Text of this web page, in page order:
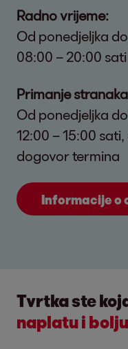
Radno vrijeme:
Od ponedjeljka
08:00 – 20:00 sati
Primanje
Od ponedjeljka
12:00 – 15:00
dogovor termina
Informacije o
Tvrtka ste
naplatu i